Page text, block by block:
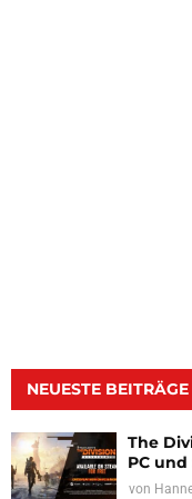
NEUESTE BEITRÄGE
The
PC
von